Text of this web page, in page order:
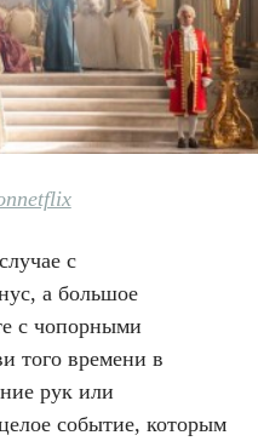
с
а большое
с чопорными
того времени в
рук или
событие, которым